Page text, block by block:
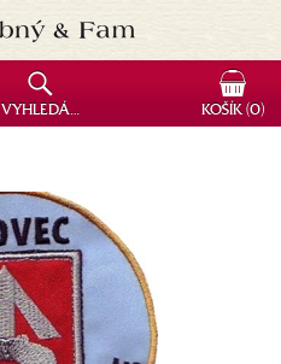
VYHLEDÁVÁNÍ KOŠÍK(0)